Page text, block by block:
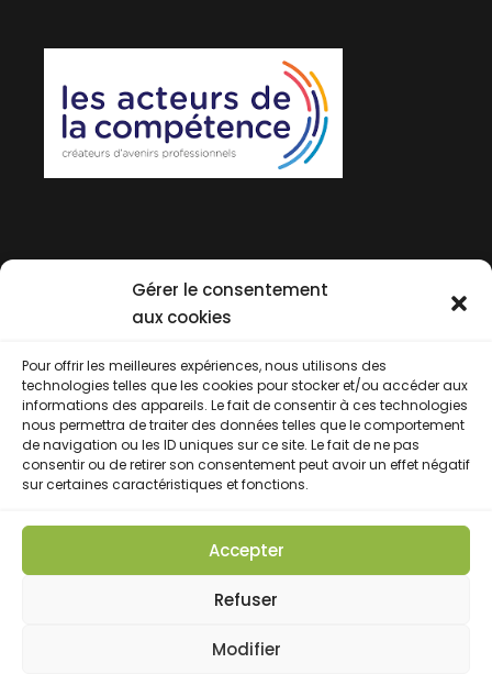
Gérer le consentement
aux cookies
Pour offrir les meilleures expériences, nous utilisons des
technologies telles que les cookies pour stocker et/ou accéder aux
informations des appareils. Le fait de consentir à ces technologies
nous permettra de traiter des données telles que le comportement
de navigation ou les ID uniques sur ce site. Le fait de ne pas
consentir ou de retirer son consentement peut avoir un effet négatif
sur certaines caractéristiques et fonctions.
Accepter
Refuser
Modifier
Politique de confidentialité